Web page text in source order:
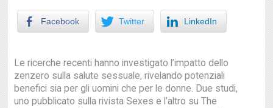
Facebook Twitter LinkedIn
Le ricerche recenti hanno investigato l’impatto dello
zenzero sulla salute sessuale, rivelando potenziali
benefici sia per gli uomini che per le donne. Due studi,
uno pubblicato sulla rivista Sexes e l’altro su The